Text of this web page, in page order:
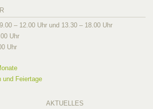
– 12.00 Uhr und 13.30 – 18.00 Uhr
Uhr
Uhr
und Feiertage
AKTUELLES